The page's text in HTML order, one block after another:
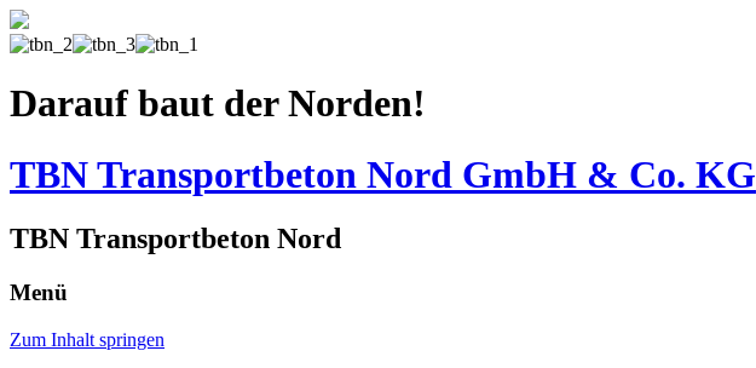
Darauf baut der Norden!
TBN Transportbeton Nord GmbH & Co. KG
TBN Transportbeton Nord
Menü
Zum Inhalt springen